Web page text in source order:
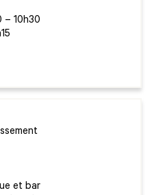
– 10h30
et bar